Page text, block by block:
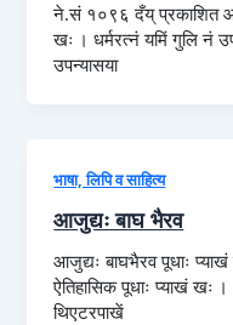
ने.सं १०९६ दँय् प्रकाशित
खः । धर्मरत्नं यमिं गुलि नं
उपन्यासया
भाषा, लिपि व साहित्य
आजुद्यः बाघ भैरव
आजुद्यः बाघभैरव पूधाः प्याखं
ऐतिहासिक पूधाः प्याखं
थिएटरपाखें